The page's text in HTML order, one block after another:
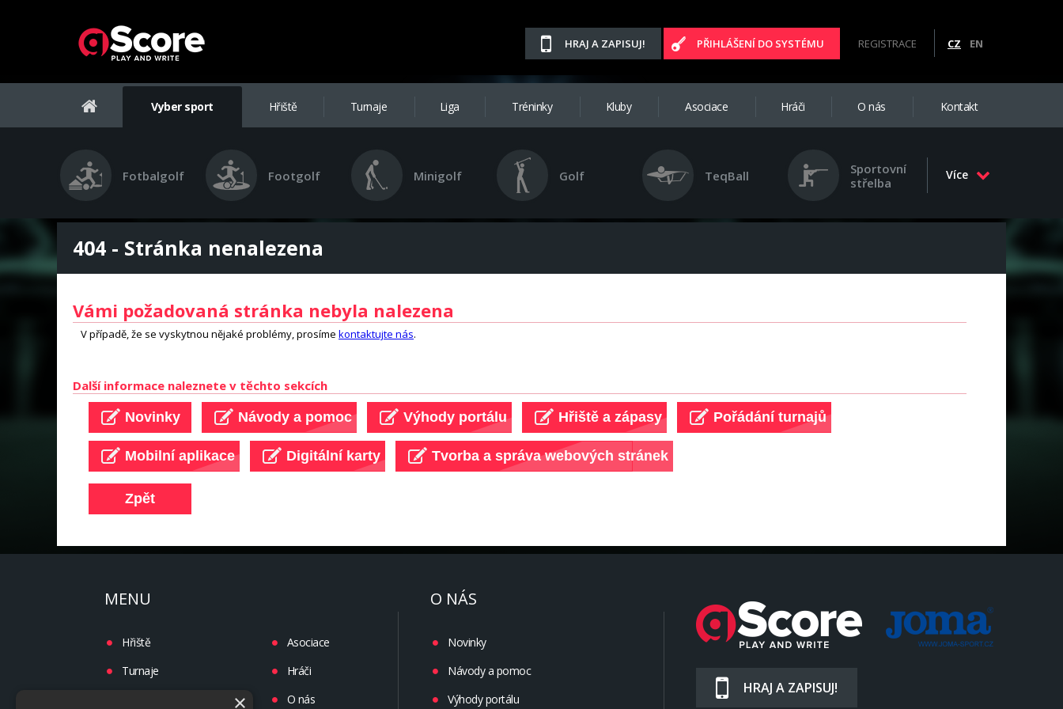
HRAJ A ZAPISUJ! PŘIHLÁŠENÍ DO SYSTÉMU REGISTRACE CZ EN
Vyber sport Hřiště Turnaje Liga Tréninky Kluby Asociace Hráči O nás Kontakt
Fotbalgolf Footgolf Minigolf Golf TeqBall
Sportovní
střelba
Více
404 - Stránka nenalezena
Vámi požadovaná stránka nebyla nalezena
V případě, že se vyskytnou nějaké problémy, prosíme kontaktujte nás.
Další informace naleznete v těchto sekcích
MENU
Hřiště
Turnaje
Asociace
Hráči
O nás
O NÁS
Novinky
Návody a pomoc
Výhody portálu
HRAJ A ZAPISUJ!
×